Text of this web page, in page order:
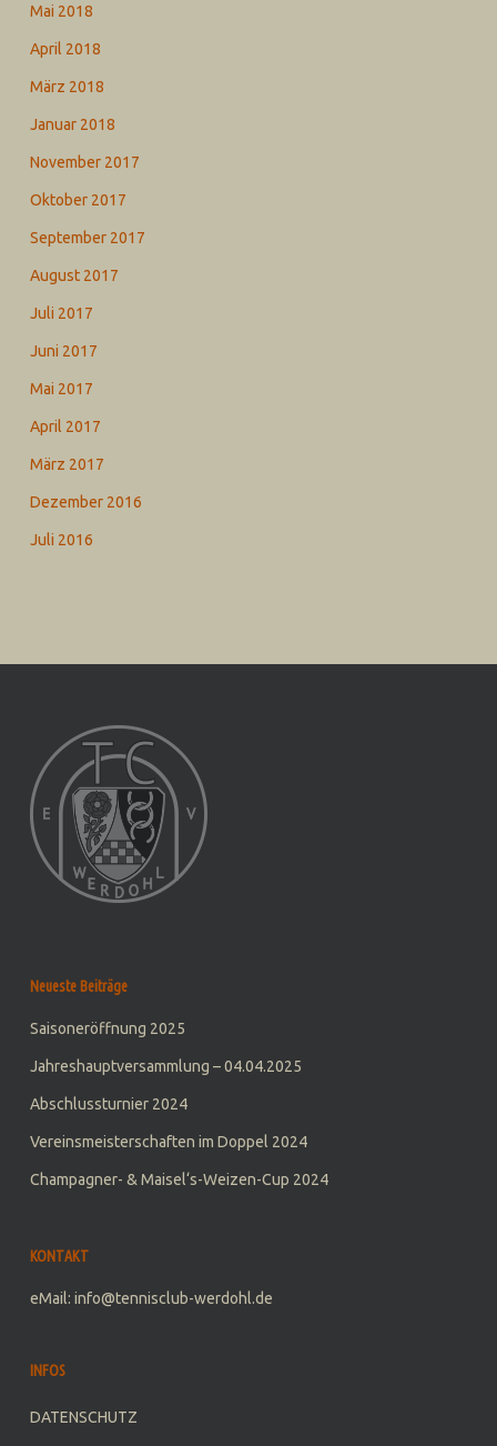
Mai 2018
April 2018
März 2018
Januar 2018
November 2017
Oktober 2017
September 2017
August 2017
Juli 2017
Juni 2017
Mai 2017
April 2017
März 2017
Dezember 2016
Juli 2016
Neueste Beiträge
Saisoneröffnung 2025
Jahreshauptversammlung – 04.04.2025
Abschlussturnier 2024
Vereinsmeisterschaften im Doppel 2024
Champagner- & Maisel‘s-Weizen-Cup 2024
KONTAKT
eMail: info@tennisclub-werdohl.de
INFOS
DATENSCHUTZ